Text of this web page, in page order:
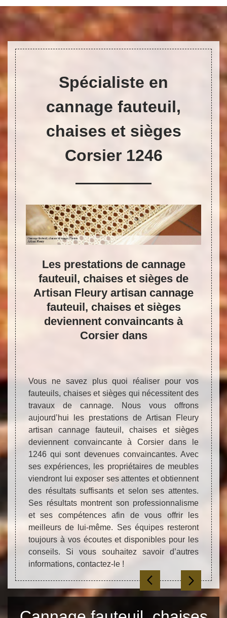
Spécialiste en
cannage fauteuil,
chaises et sièges
Corsier 1246
de
des
des
plus
vos
plus
Si
Les prestations de cannage
fauteuil, chaises et sièges de
Artisan Fleury artisan cannage
fauteuil, chaises et sièges
deviennent convaincants à
Corsier dans
Vous ne savez plus quoi réaliser pour vos
fauteuils, chaises et sièges qui nécessitent des
travaux de cannage. Nous vous offrons
aujourd’hui les prestations de Artisan Fleury
artisan cannage fauteuil, chaises et sièges
deviennent convaincante à Corsier dans le
1246 qui sont devenues convaincantes. Avec
ses expériences, les propriétaires de meubles
viendront lui exposer ses attentes et obtiennent
des résultats suffisants et selon ses attentes.
Ses résultats montrent son professionnalisme
et ses compétences afin de vous offrir les
meilleurs de lui-même. Ses équipes resteront
toujours à vos écoutes et disponibles pour les
conseils. Si vous souhaitez savoir d’autres
informations, contactez-le !
Vos
Ses
ce
les
votre